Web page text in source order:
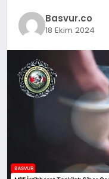
Basvur.co
18 Ekim 2024